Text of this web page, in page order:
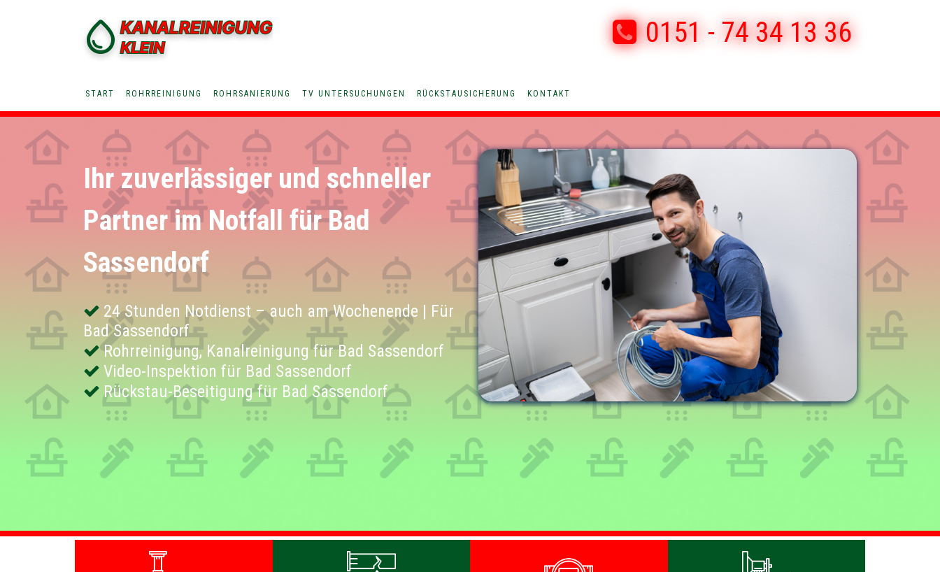
0151 - 74 34 13 36
START ROHRREINIGUNG ROHRSANIERUNG TV UNTERSUCHUNGEN RÜCKSTAUSICHERUNG KONTAKT
Ihr zuverlässiger und schneller
Partner im Notfall für Bad
Sassendorf
24 Stunden Notdienst – auch am Wochenende | Für
Bad Sassendorf
Rohrreinigung, Kanalreinigung für Bad Sassendorf
Video-Inspektion für Bad Sassendorf
Rückstau-Beseitigung für Bad Sassendorf